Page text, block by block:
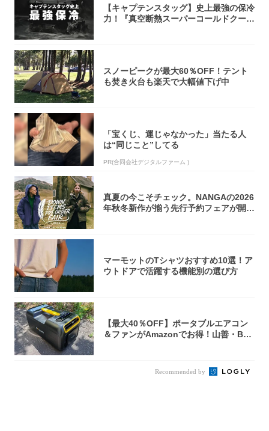
【キャプテンスタッグ】史上最強の保冷
力！『真空断熱スーパーコールドクーラ
スノーピークが最大60％OFF！テント
も焚き火台も楽天で大幅値下げ中
「宝くじ、運じゃなかった」当たる人
は“同じこと”してる
PR(合同会社デジタルファーム )
真夏の今こそチェック。NANGAの2026
年秋冬新作が揃う先行予約フェアが開催
マーモットのTシャツおすすめ10選！ア
ウトドアで活躍する機能別の選び方
【最大40％OFF】ポータブルエアコン
＆ファンがAmazonでお得！山善・Bo
Recommended by